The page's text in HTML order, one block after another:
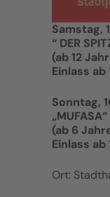
Samstag,
“ DER
(ab 12
Einlass ab
Sonntag,
„MUFASA“
(ab 6
Einlass ab
Ort: